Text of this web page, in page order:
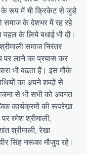
के रूप में भी क्रिकेट से जुडे
समाज के देशभर में रह रहे
के लिये बधाई भी दी।
समाज निरंतर
लाने का प्रयास कर
भी बढता हैं। इस मौके
का अपने शब्दों से
से भी सभी को अवगत
कार्यक्रमों की रूपरेखा
रमेश श्रीमाली,
श्रीमाली, रेखा
सिंह नरूका मौजुद रहे।